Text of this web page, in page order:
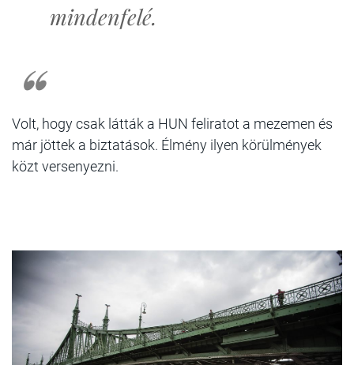
mindenfelé.
Volt, hogy csak látták a HUN feliratot a mezemen és
már jöttek a biztatások. Élmény ilyen körülmények
közt versenyezni.